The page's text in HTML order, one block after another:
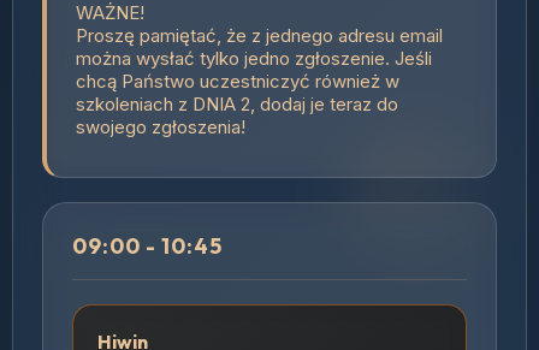
WAŻNE!
Proszę pamiętać, że z jednego adresu email
można wysłać tylko jedno zgłoszenie. Jeśli
chcą Państwo uczestniczyć również w
szkoleniach z DNIA 2, dodaj je teraz do
swojego zgłoszenia!
09:00 - 10:45
Hiwin